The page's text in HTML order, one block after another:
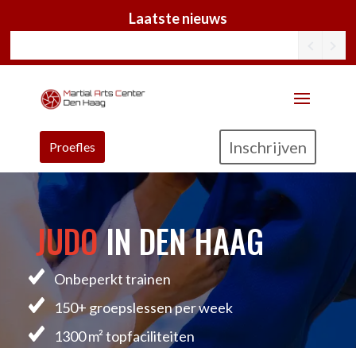
Laatste nieuws
Proefles Inschrijven
JUDOIN DEN HAAG
Onbeperkt trainen
150+ groepslessen per week
1300 m² topfaciliteiten